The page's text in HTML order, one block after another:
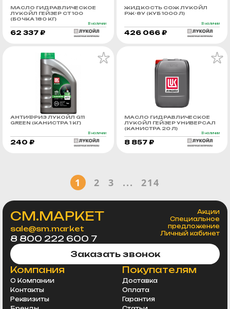
МАСЛО ГИДРАВЛИЧЕСКОЕ
ЛУКОЙЛ ГЕЙЗЕР СТ 100
(БОЧКА 180 КГ)
В наличии
62 337 ₽
ЖИДКОСТЬ СОЖ ЛУКОЙЛ
РЖ-8У (КУБ 1000 Л)
В наличии
426 066 ₽
АНТИФРИЗ ЛУКОЙЛ G11
GREEN (КАНИСТРА 1 КГ)
В наличии
240 ₽
МАСЛО ГИДРАВЛИЧЕСКОЕ
ЛУКОЙЛ ГЕЙЗЕР УНИВЕРСАЛ
(КАНИСТРА 20 Л)
В наличии
8 857 ₽
1 2 3 ... 214
СМ.МАРКЕТ
sale@sm.market
8 800 222 600 7
Акции
Специальное
предложение
Личный кабинет
Заказать звонок
Компания
О Компании
Контакты
Реквизиты
Покупателям
Доставка
Оплата
Гарантия